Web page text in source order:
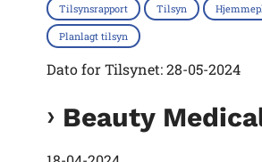
Tilsynsrapport Tilsyn
Planlagt tilsyn
Dato for Tilsynet: 28-05-2024
Beauty